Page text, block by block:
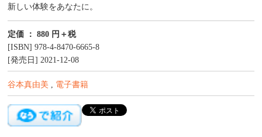
新しい体験をあなたに。
定価 ： 880 円＋税
[ISBN] 978-4-8470-6665-8
[発売日] 2021-12-08
谷本真由美 , 電子書籍